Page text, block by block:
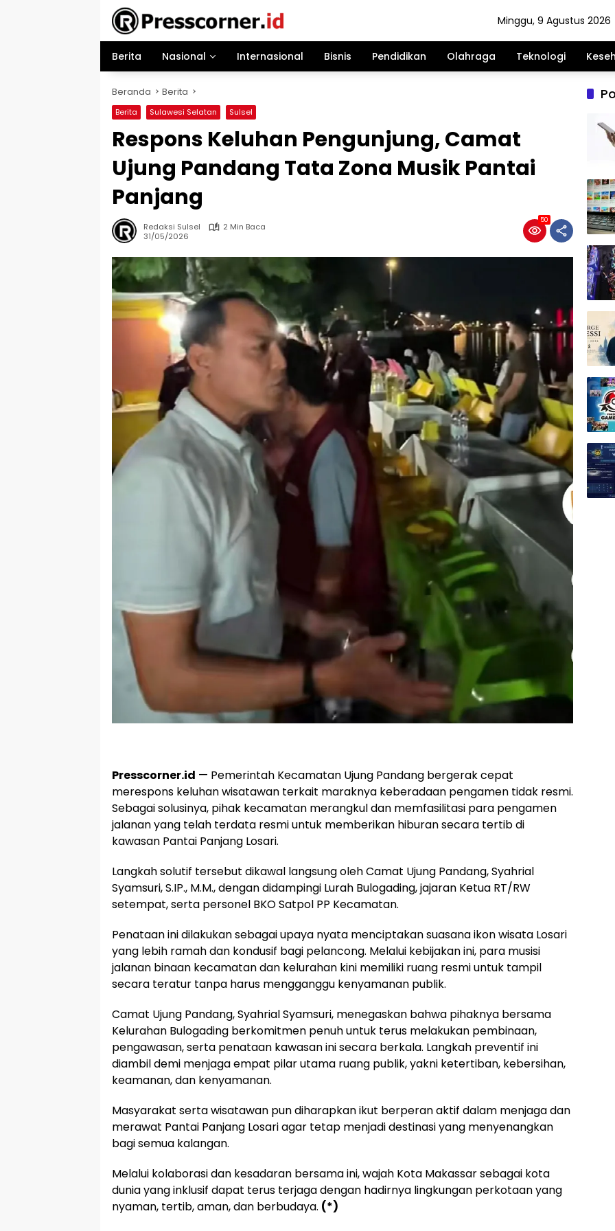
Minggu, 9 Agustus 2026
Berita Nasional Internasional Bisnis Pendidikan Olahraga Teknologi
Beranda Berita
Berita Sulawesi Selatan Sulsel
Respons Keluhan Pengunjung, Camat
Ujung Pandang Tata Zona Musik Pantai
Panjang
Redaksi Sulsel
2 Min Baca
31/05/2026
50
Presscorner.id — Pemerintah Kecamatan Ujung Pandang bergerak cepat
merespons keluhan wisatawan terkait maraknya keberadaan pengamen tidak resmi.
Sebagai solusinya, pihak kecamatan merangkul dan memfasilitasi para pengamen
jalanan yang telah terdata resmi untuk memberikan hiburan secara tertib di
kawasan Pantai Panjang Losari.
​Langkah solutif tersebut dikawal langsung oleh Camat Ujung Pandang, Syahrial
Syamsuri, S.IP., M.M., dengan didampingi Lurah Bulogading, jajaran Ketua RT/RW
setempat, serta personel BKO Satpol PP Kecamatan.
​Penataan ini dilakukan sebagai upaya nyata menciptakan suasana ikon wisata Losari
yang lebih ramah dan kondusif bagi pelancong. Melalui kebijakan ini, para musisi
jalanan binaan kecamatan dan kelurahan kini memiliki ruang resmi untuk tampil
secara teratur tanpa harus mengganggu kenyamanan publik.
​Camat Ujung Pandang, Syahrial Syamsuri, menegaskan bahwa pihaknya bersama
Kelurahan Bulogading berkomitmen penuh untuk terus melakukan pembinaan,
pengawasan, serta penataan kawasan ini secara berkala. Langkah preventif ini
diambil demi menjaga empat pilar utama ruang publik, yakni ketertiban, kebersihan,
keamanan, dan kenyamanan.
​Masyarakat serta wisatawan pun diharapkan ikut berperan aktif dalam menjaga dan
merawat Pantai Panjang Losari agar tetap menjadi destinasi yang menyenangkan
bagi semua kalangan.
​Melalui kolaborasi dan kesadaran bersama ini, wajah Kota Makassar sebagai kota
dunia yang inklusif dapat terus terjaga dengan hadirnya lingkungan perkotaan yang
nyaman, tertib, aman, dan berbudaya. (*)